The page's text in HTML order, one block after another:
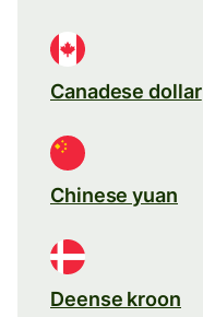
Canadese dollar
Chinese yuan
Deense kroon